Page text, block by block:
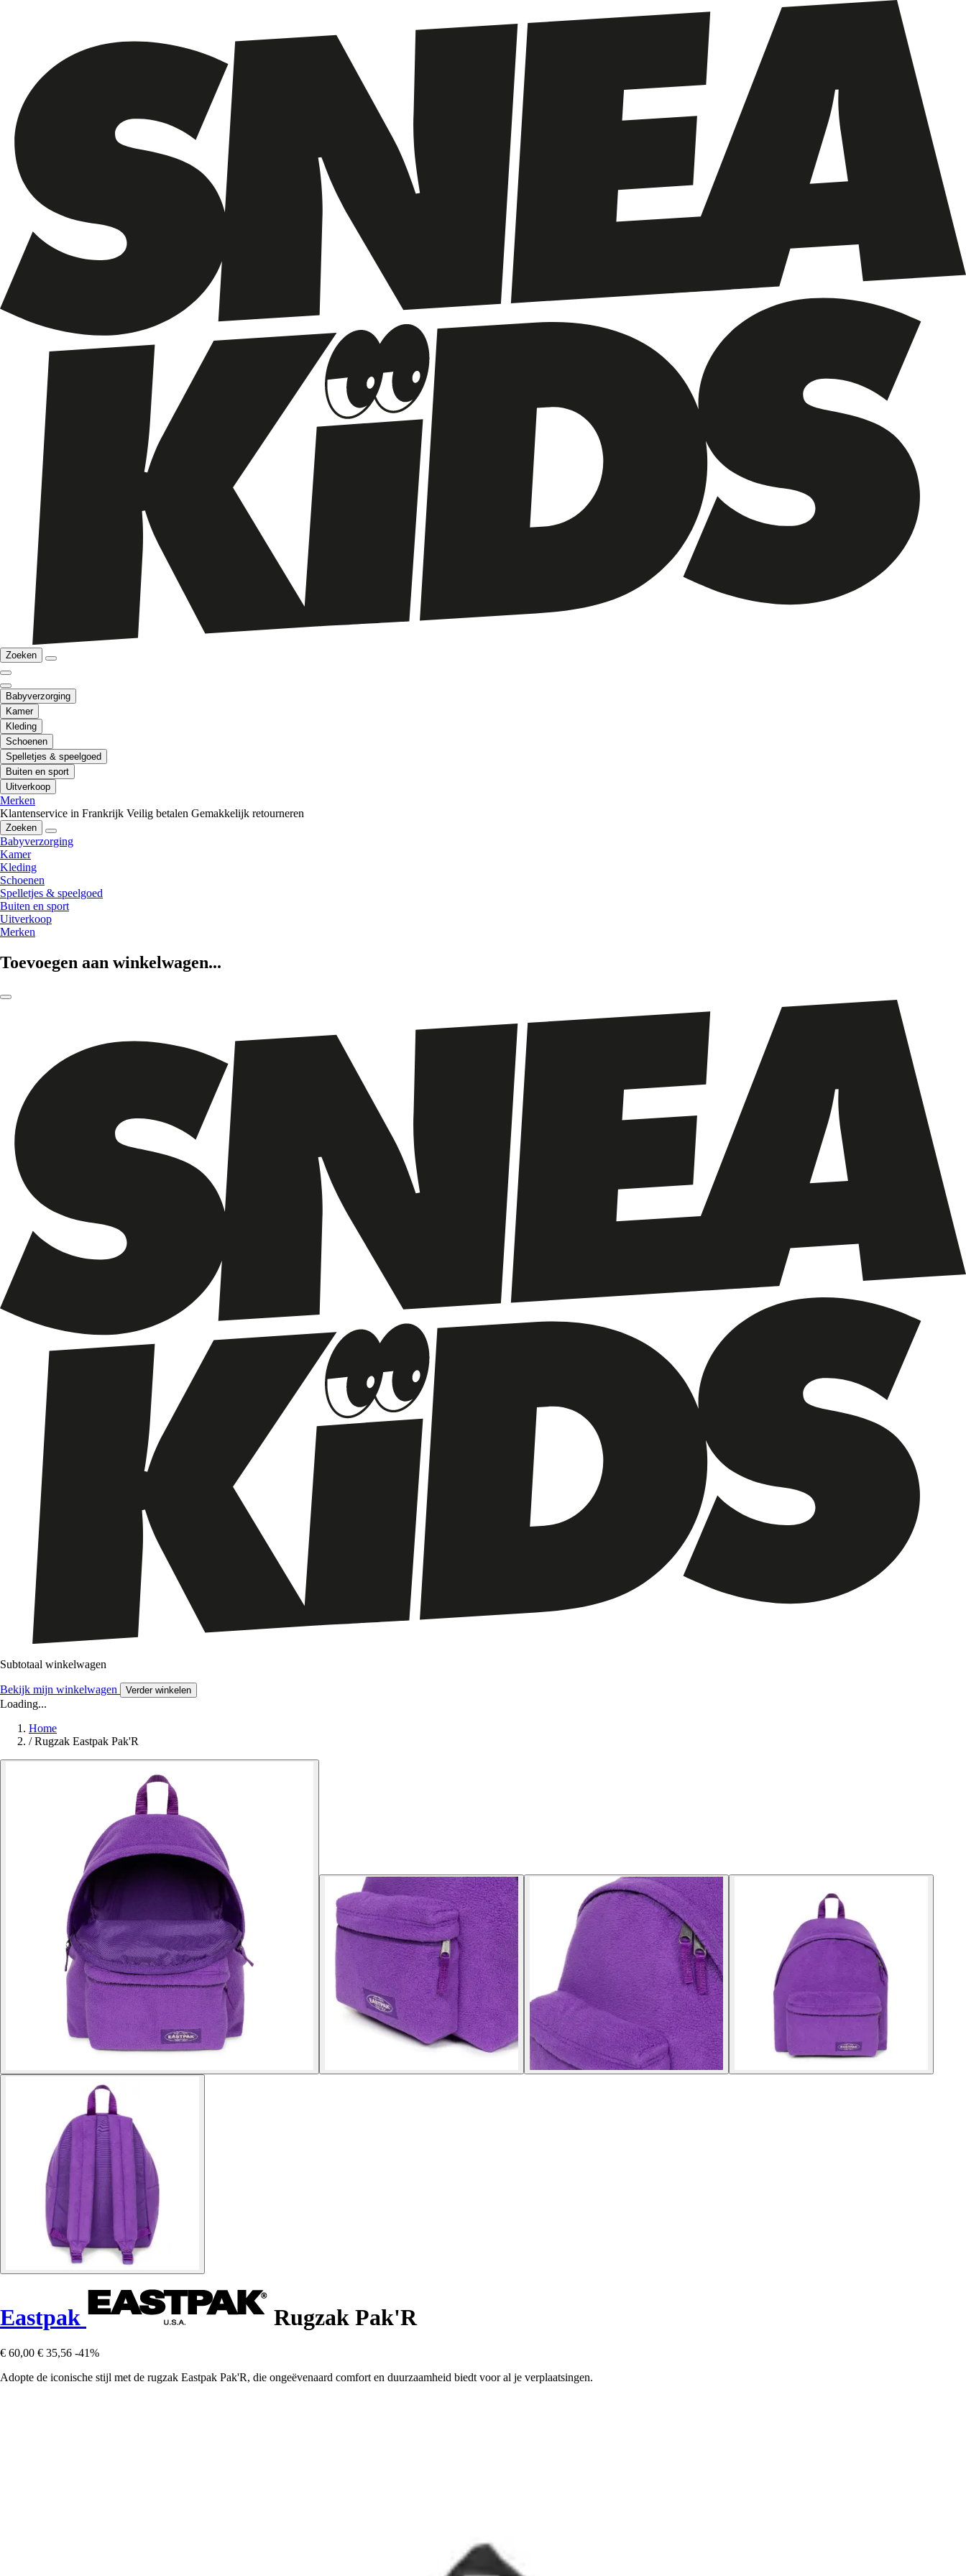
Zoeken
Babyverzorging
Kamer
Kleding
Schoenen
Spelletjes & speelgoed
Buiten en sport
Uitverkoop
Merken
Klantenservice in Frankrijk Veilig betalen Gemakkelijk retourneren
Zoeken
Babyverzorging
Kamer
Kleding
Schoenen
Spelletjes & speelgoed
Buiten en sport
Uitverkoop
Merken
Toevoegen aan winkelwagen...
Subtotaal winkelwagen
Bekijk mijn winkelwagen Verder winkelen
Loading...
Home
/ Rugzak Eastpak Pak'R
Eastpak Rugzak Pak'R
€ 60,00 € 35,56 -41%
Adopte de iconische stijl met de rugzak Eastpak Pak'R, die ongeëvenaard comfort en duurzaamheid biedt voor al je verplaatsingen.